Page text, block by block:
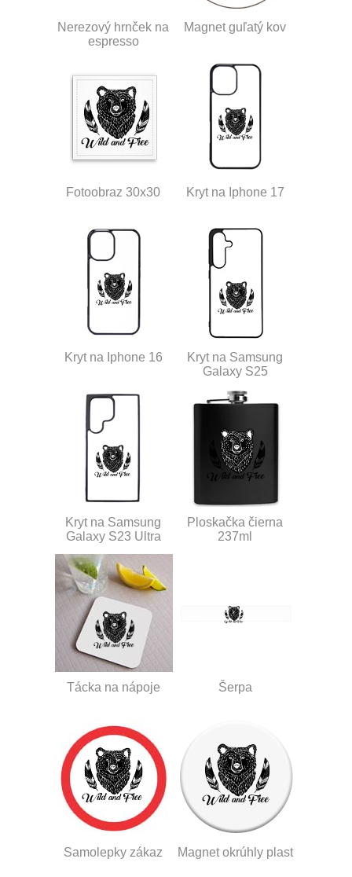
Nerezový hrnček na
espresso
Magnet guľatý kov
Fotoobraz 30x30 Kryt na Iphone 17
Kryt na Iphone 16
Kryt na Samsung
Galaxy S25
Kryt na Samsung
Galaxy S23 Ultra
Ploskačka čierna
237ml
Tácka na nápoje Šerpa
Samolepky zákaz Magnet okrúhly plast